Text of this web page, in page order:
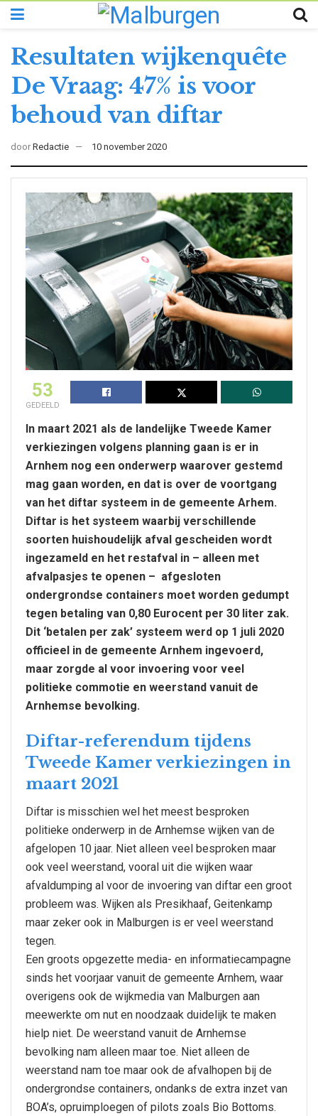
Resultaten wijkenquête
De Vraag: 47% is voor
behoud van diftar
door Redactie 10 november 2020
53
GEDEELD
In maart 2021 als de landelijke Tweede Kamer
verkiezingen volgens planning gaan is er in
Arnhem nog een onderwerp waarover gestemd
mag gaan worden, en dat is over de voortgang
van het diftar systeem in de gemeente Arhem.
Diftar is het systeem waarbij verschillende
soorten huishoudelijk afval gescheiden wordt
ingezameld en het restafval in – alleen met
afvalpasjes te openen – afgesloten
ondergrondse containers moet worden gedumpt
tegen betaling van 0,80 Eurocent per 30 liter zak.
Dit ‘betalen per zak’ systeem werd op 1 juli 2020
officieel in de gemeente Arnhem ingevoerd,
maar zorgde al voor invoering voor veel
politieke commotie en weerstand vanuit de
Arnhemse bevolking.
Diftar-referendum tijdens
Tweede Kamer verkiezingen in
maart 2021
Diftar is misschien wel het meest besproken
politieke onderwerp in de Arnhemse wijken van de
afgelopen 10 jaar. Niet alleen veel besproken maar
ook veel weerstand, vooral uit die wijken waar
afvaldumping al voor de invoering van diftar een groot
probleem was. Wijken als Presikhaaf, Geitenkamp
maar zeker ook in Malburgen is er veel weerstand
tegen.
Een groots opgezette media- en informatiecampagne
sinds het voorjaar vanuit de gemeente Arnhem, waar
overigens ook de wijkmedia van Malburgen aan
meewerkte om nut en noodzaak duidelijk te maken
hielp niet. De weerstand vanuit de Arnhemse
bevolking nam alleen maar toe. Niet alleen de
weerstand nam toe maar ook de afvalhopen bij de
ondergrondse containers, ondanks de extra inzet van
BOA’s, opruimploegen of pilots zoals Bio Bottoms.